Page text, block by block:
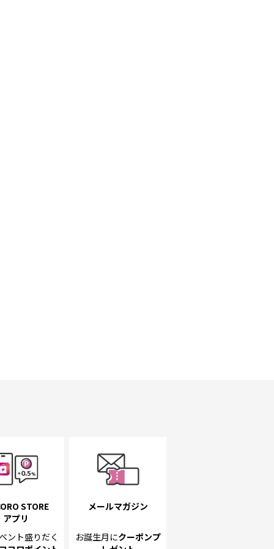
STORE
アプリ
ント盛りだく
メールマガジン
お誕生月にクーポンプ